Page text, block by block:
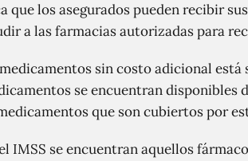
los asegurados pueden recibir
a las farmacias autorizadas para
sin costo adicional
se encuentran disponibles
que son cubiertos por
IMSS se encuentran aquellos